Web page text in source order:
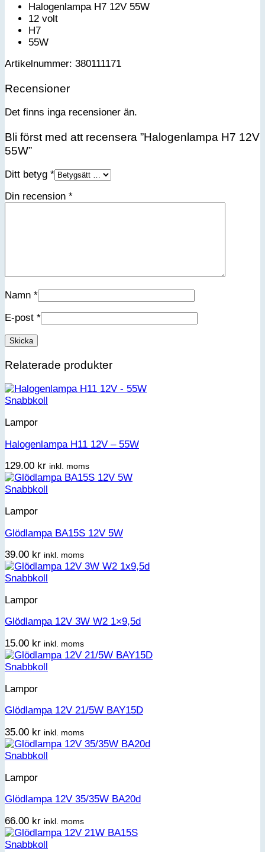
Halogenlampa H7 12V 55W
12 volt
H7
55W
Artikelnummer: 380111171
Recensioner
Det finns inga recensioner än.
Bli först med att recensera ”Halogenlampa H7 12V
55W”
Ditt betyg *
Din recension *
Namn *
E-post *
Relaterade produkter
Snabbkoll
Lampor
Halogenlampa H11 12V – 55W
129.00 kr inkl. moms
Snabbkoll
Lampor
Glödlampa BA15S 12V 5W
39.00 kr inkl. moms
Snabbkoll
Lampor
Glödlampa 12V 3W W2 1×9,5d
15.00 kr inkl. moms
Snabbkoll
Lampor
Glödlampa 12V 21/5W BAY15D
35.00 kr inkl. moms
Snabbkoll
Lampor
Glödlampa 12V 35/35W BA20d
66.00 kr inkl. moms
Snabbkoll